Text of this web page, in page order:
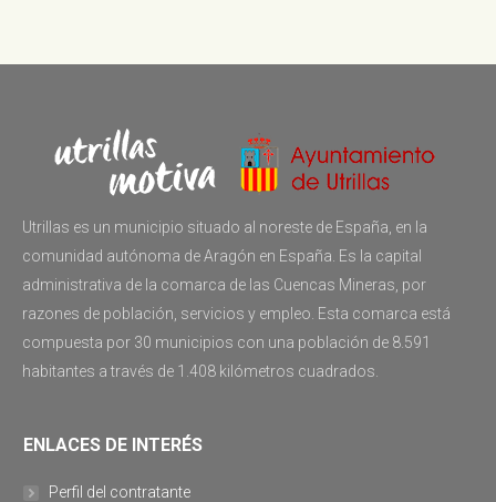
Utrillas es un municipio situado al noreste de España, en la
comunidad autónoma de Aragón en España. Es la capital
administrativa de la comarca de las Cuencas Mineras, por
razones de población, servicios y empleo. Esta comarca está
compuesta por 30 municipios con una población de 8.591
habitantes a través de 1.408 kilómetros cuadrados.
ENLACES DE INTERÉS
Perfil del contratante